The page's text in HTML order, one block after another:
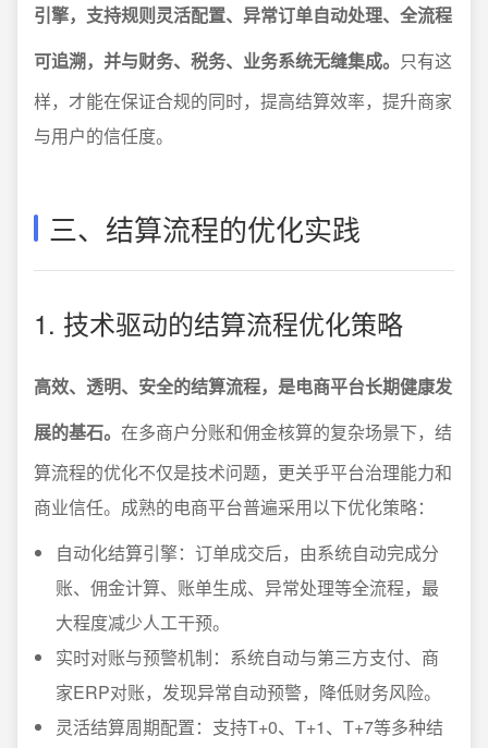
引擎，支持规则灵活配置、异常订单自动处理、全流程
可追溯，并与财务、税务、业务系统无缝集成。 只有这
样，才能在保证合规的同时，提高结算效率，提升商家
与用户的信任度。
三、结算流程的优化实践
1. 技术驱动的结算流程优化策略
高效、透明、安全的结算流程，是电商平台长期健康发
展的基石。 在多商户分账和佣金核算的复杂场景下，结
算流程的优化不仅是技术问题，更关乎平台治理能力和
商业信任。成熟的电商平台普遍采用以下优化策略：
自动化结算引擎：订单成交后，由系统自动完成分
账、佣金计算、账单生成、异常处理等全流程，最
大程度减少人工干预。
实时对账与预警机制：系统自动与第三方支付、商
家ERP对账，发现异常自动预警，降低财务风险。
灵活结算周期配置：支持T+0、T+1、T+7等多种结